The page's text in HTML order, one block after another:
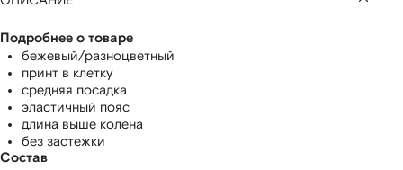
Подробнее о товаре
бежевый/разноцветный
принт в клетку
средняя посадка
эластичный пояс
длина выше колена
без застежки
Состав